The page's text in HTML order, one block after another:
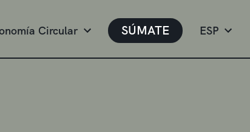
Circular SÚMATE ESP